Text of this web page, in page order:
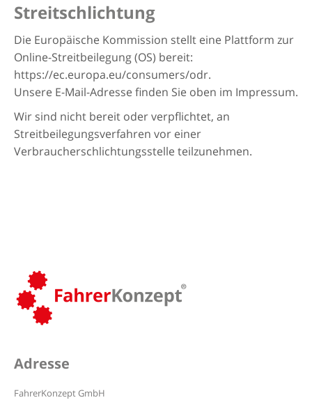
Streitschlichtung
Die Europäische Kommission stellt eine Plattform zur
Online-Streitbeilegung (OS) bereit:
https://ec.europa.eu/consumers/odr.
Unsere E-Mail-Adresse finden Sie oben im Impressum.
Wir sind nicht bereit oder verpflichtet, an
Streitbeilegungsverfahren vor einer
Verbraucherschlichtungsstelle teilzunehmen.
Adresse
FahrerKonzept GmbH